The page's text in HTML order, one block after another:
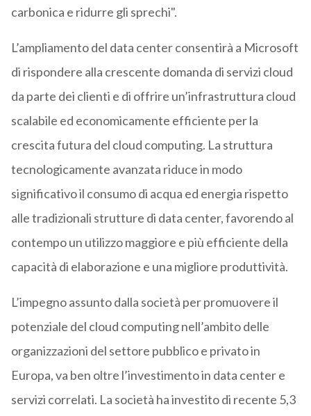
carbonica e ridurre gli sprechi".
L’ampliamento del data center consentirà a Microsoft
di rispondere alla crescente domanda di servizi cloud
da parte dei clienti e di offrire un’infrastruttura cloud
scalabile ed economicamente efficiente per la
crescita futura del cloud computing. La struttura
tecnologicamente avanzata riduce in modo
significativo il consumo di acqua ed energia rispetto
alle tradizionali strutture di data center, favorendo al
contempo un utilizzo maggiore e più efficiente della
capacità di elaborazione e una migliore produttività.
L’impegno assunto dalla società per promuovere il
potenziale del cloud computing nell’ambito delle
organizzazioni del settore pubblico e privato in
Europa, va ben oltre l’investimento in data center e
servizi correlati. La società ha investito di recente 5,3